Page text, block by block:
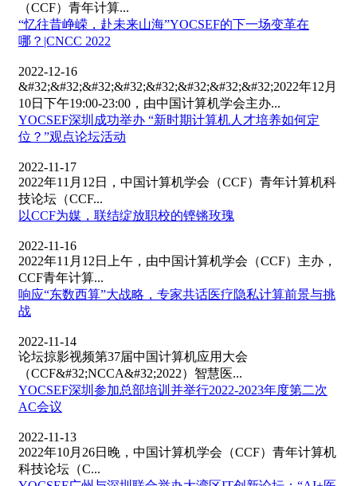
（CCF）青年计算...
“忆往昔峥嵘，赴未来山海”YOCSEF的下一场变革在
哪？|CNCC 2022
2022-12-16
&#32;&#32;&#32;&#32;&#32;&#32;&#32;&#32;2022年12月
10日下午19:00-23:00，由中国计算机学会主办...
YOCSEF深圳成功举办 “新时期计算机人才培养如何定
位？”观点论坛活动
2022-11-17
2022年11月12日，中国计算机学会（CCF）青年计算机科
技论坛（CCF...
以CCF为媒，联结绽放职校的铿锵玫瑰
2022-11-16
2022年11月12日上午，由中国计算机学会（CCF）主办，
CCF青年计算...
响应“东数西算”大战略，专家共话医疗隐私计算前景与挑
战
2022-11-14
论坛掠影视频第37届中国计算机应用大会
（CCF&#32;NCCA&#32;2022）智慧医...
YOCSEF深圳参加总部培训并举行2022-2023年度第二次
AC会议
2022-11-13
2022年10月26日晚，中国计算机学会（CCF）青年计算机
科技论坛（C...